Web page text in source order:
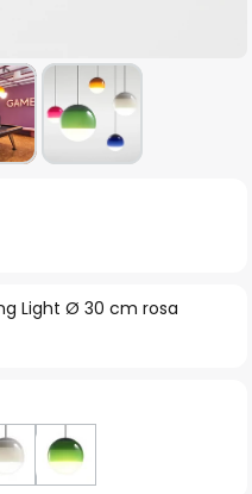
Light Ø 30 cm rosa